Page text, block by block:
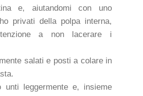
e, aiutandomi con uno
privati della polpa interna,
a non lacerare i
salati e posti a colare in
unti leggermente e, insieme